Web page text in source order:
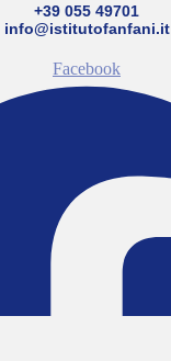
+39 055 49701
info@istitutofanfani.it
Facebook